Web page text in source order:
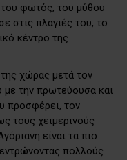
φωτός, του μύθου
στις πλαγιές του, το
κέντρο της
χώρας μετά τον
την πρωτεύουσα και
προσφέρει, τον
τους χειμερινούς
είναι τα πιο
πολλούς